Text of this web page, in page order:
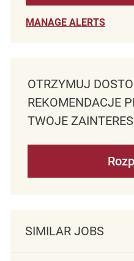
MANAGE ALERTS
OTRZYMUJ
REKOMENDACJE
TWOJE
SIMILAR JOBS